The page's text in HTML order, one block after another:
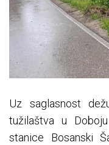
Uz saglasnost
tužilaštva u
stanice Bosanski